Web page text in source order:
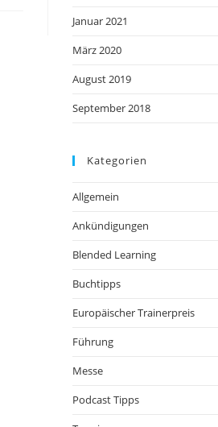
Januar 2021
März 2020
August 2019
September 2018
Kategorien
Allgemein
Ankündigungen
Blended Learning
Buchtipps
Europäischer Trainerpreis
Führung
Messe
Podcast Tipps